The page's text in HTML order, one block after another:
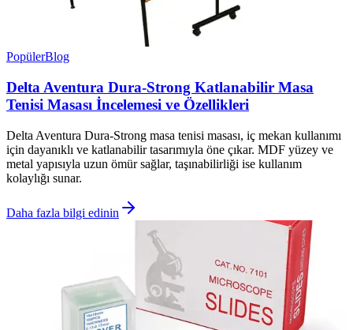
PopülerBlog
Delta Aventura Dura-Strong Katlanabilir Masa
Tenisi Masası İncelemesi ve Özellikleri
Delta Aventura Dura-Strong masa tenisi masası, iç mekan kullanımı
için dayanıklı ve katlanabilir tasarımıyla öne çıkar. MDF yüzey ve
metal yapısıyla uzun ömür sağlar, taşınabilirliği ise kullanım
kolaylığı sunar.
Daha fazla bilgi edinin